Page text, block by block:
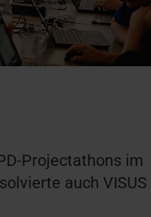
Projectathons im
auch VISUS